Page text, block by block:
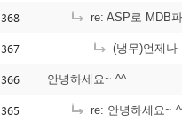
368 re: ASP로 MDB
367 (냉무)언제나
366 안녕하세요~ ^^
365 re: 안녕하세요~